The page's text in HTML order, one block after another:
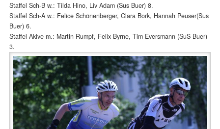
Staffel Sch-B w.: Tilda Hino, Liv Adam (Sus Buer) 8.
Staffel Sch-A w.: Felice Schönenberger, Clara Bork, Hannah Peuser(Sus
Buer) 6.
Staffel Akive m.: Martin Rumpf, Felix Byrne, Tim Eversmann (SuS Buer)
3.